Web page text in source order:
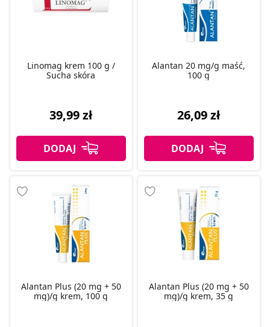
Linomag krem 100 g /
Sucha skóra
39,99 zł
Alantan 20 mg/g maść,
100 g
26,09 zł
Alantan Plus (20 mg + 50
mg)/g krem, 100 g
Alantan Plus (20 mg + 50
mg)/g krem, 35 g